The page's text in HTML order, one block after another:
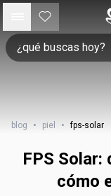
blog • piel • fps-solar
FPS Solar:
cómo